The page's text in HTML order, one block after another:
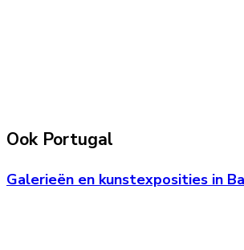
Ook Portugal
Galerieën en kunstexposities in